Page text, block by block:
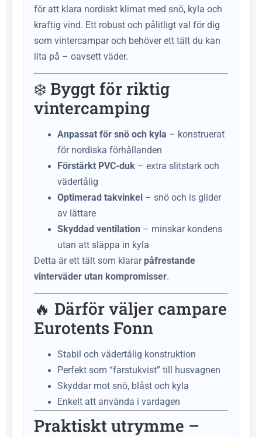
för att klara nordiskt klimat med snö, kyla och
kraftig vind. Ett robust och pålitligt val för dig
som vintercampar och behöver ett tält du kan
lita på – oavsett väder.
❄️ Byggt för riktig
vintercamping
Anpassat för snö och kyla – konstruerat
för nordiska förhållanden
Förstärkt PVC-duk – extra slitstark och
vädertålig
Optimerad takvinkel – snö och is glider
av lättare
Skyddad ventilation – minskar kondens
utan att släppa in kyla
Detta är ett tält som klarar påfrestande
vinterväder utan kompromisser.
🔥 Därför väljer campare
Eurotents Fonn
Stabil och vädertålig konstruktion
Perfekt som “farstukvist” till husvagnen
Skyddar mot snö, blåst och kyla
Enkelt att använda i vardagen
Praktiskt utrymme –